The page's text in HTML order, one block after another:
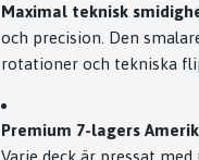
Maximal teknisk
och precision. Den
rotationer och tekniska
Premium 7-lagers
Varje deck är pressat